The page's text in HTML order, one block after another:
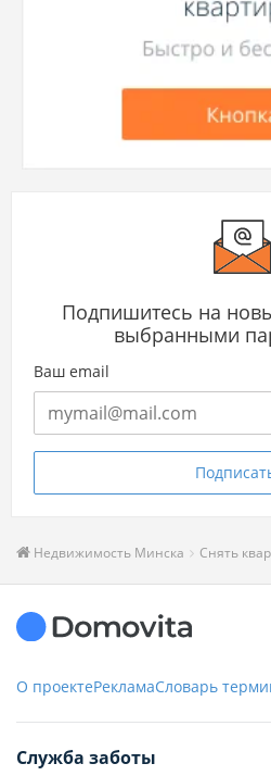
Подпишитесь на
выбранными
Ваш email
Недвижимость Минска Снять
О проектеРекламаСловарь
Служба заботы